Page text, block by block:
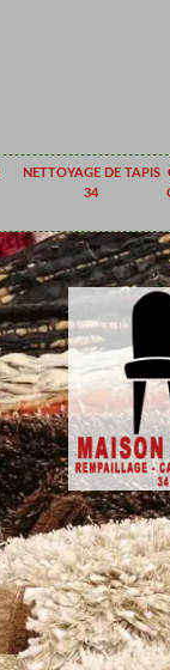
NETTOYAGE DE TAPIS
34